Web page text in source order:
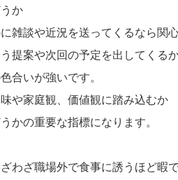
か
雑談や近況を送ってくるなら関心
提案や次回の予定を出してくる
合いが強いです。
や家庭観、価値観に踏み込むか
かの重要な指標になります。
わざ職場外で食事に誘うほど暇